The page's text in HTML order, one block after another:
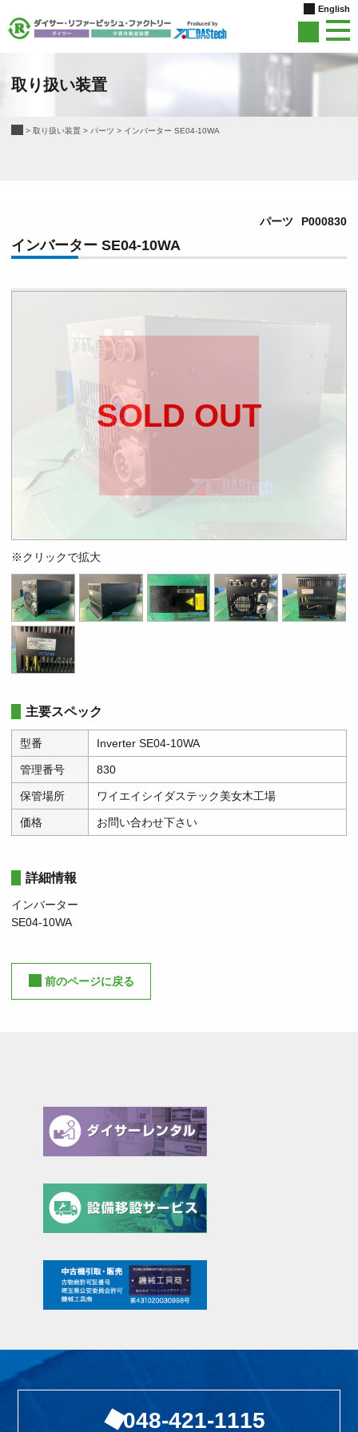
English
取り扱い装置
> 取り扱い装置 > パーツ > インバーター SE04-10WA
パーツ P000830
インバーター SE04-10WA
SOLD OUT
※クリックで拡大
主要スペック
型番 Inverter SE04-10WA
管理番号 830
保管場所 ワイエイシイダステック美女木工場
価格 お問い合わせ下さい
詳細情報
インバーター
SE04-10WA
前のページに戻る
048-421-1115